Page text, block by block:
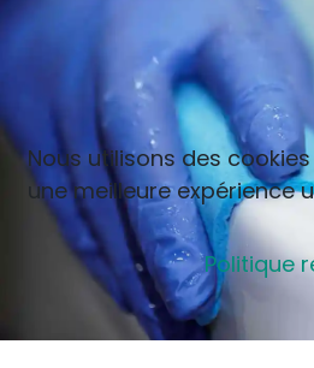
Nous utilisons des
une meilleure expérience
Politique